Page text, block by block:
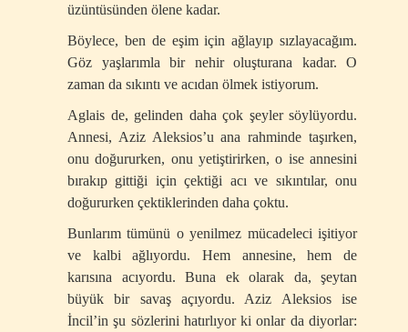
üzüntüsünden ölene kadar.
Böylece, ben de eşim için ağlayıp sızlayacağım.
Göz yaşlarımla bir nehir oluşturana kadar. O
zaman da sıkıntı ve acıdan ölmek istiyorum.
Aglais de, gelinden daha çok şeyler söylüyordu.
Annesi, Aziz Aleksios’u ana rahminde taşırken,
onu doğururken, onu yetiştirirken, o ise annesini
bırakıp gittiği için çektiği acı ve sıkıntılar, onu
doğururken çektiklerinden daha çoktu.
Bunlarım tümünü o yenilmez mücadeleci işitiyor
ve kalbi ağlıyordu. Hem annesine, hem de
karısına acıyordu. Buna ek olarak da, şeytan
büyük bir savaş açıyordu. Aziz Aleksios ise
İncil’in şu sözlerini hatırlıyor ki onlar da diyorlar: